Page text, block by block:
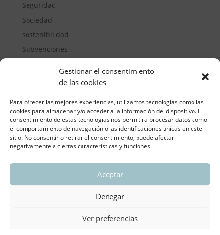
Gestionar el consentimiento
de las cookies
Para ofrecer las mejores experiencias, utilizamos tecnologías como las
cookies para almacenar y/o acceder a la información del dispositivo. El
consentimiento de estas tecnologías nos permitirá procesar datos como
el comportamiento de navegación o las identificaciones únicas en este
sitio. No consentir o retirar el consentimiento, puede afectar
negativamente a ciertas características y funciones.
Aceptar
Denegar
Ver preferencias
Seguridad
Sociedad
sostenibilidad
Subvenciones
ASOCIACIÓN REGIONAL VALENCIANA DE
Aviso legal y política de privacidad